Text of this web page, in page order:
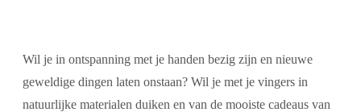
Wil je in ontspanning met je handen bezig zijn en nieuwe
geweldige dingen laten onstaan? Wil je met je vingers in
natuurlijke materialen duiken en van de mooiste cadeaus van